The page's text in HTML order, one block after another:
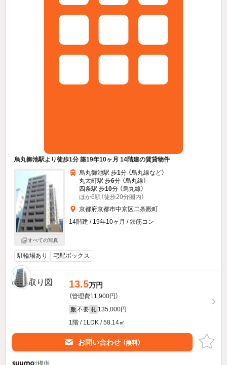
烏丸御池駅より徒歩1分 築19年10ヶ月 14階建の賃貸物件
すべての写真
烏丸御池駅 歩1分 （烏丸線など）
丸太町駅 歩6分 （烏丸線）
四条駅 歩10分 （烏丸線）
ほか6駅（徒歩20分圏内）
京都府京都市中京区二条殿町
14階建 / 19年10ヶ月 / 鉄筋コン
駐輪場あり 宅配ボックス
13.5万円
（管理費11,900円）
敷 不要 礼 135,000円
1階 / 1LDK / 58.14㎡
お問い合わせ （無料）